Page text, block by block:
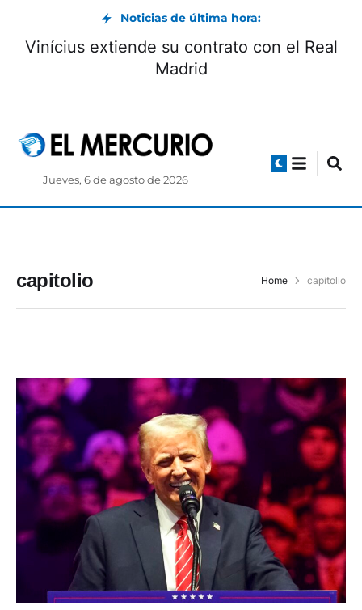
Noticias de última hora:
Vinícius extiende su contrato con el Real
Madrid
Jueves, 6 de agosto de 2026
capitolio Home capitolio